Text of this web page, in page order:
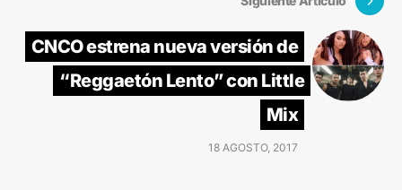
CNCO estrena nueva versión de
“Reggaetón Lento” con Little
Mix
18 AGOSTO, 2017